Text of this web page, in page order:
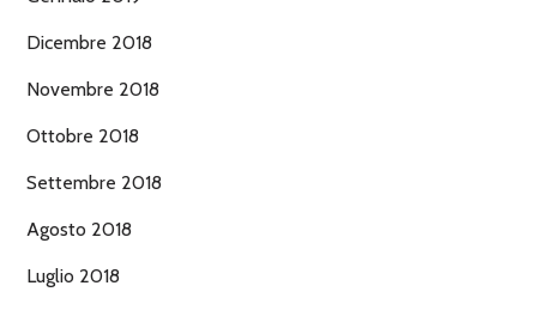
Dicembre 2018
Novembre 2018
Ottobre 2018
Settembre 2018
Agosto 2018
Luglio 2018